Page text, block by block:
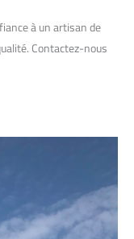
à un artisan de
Contactez-nous